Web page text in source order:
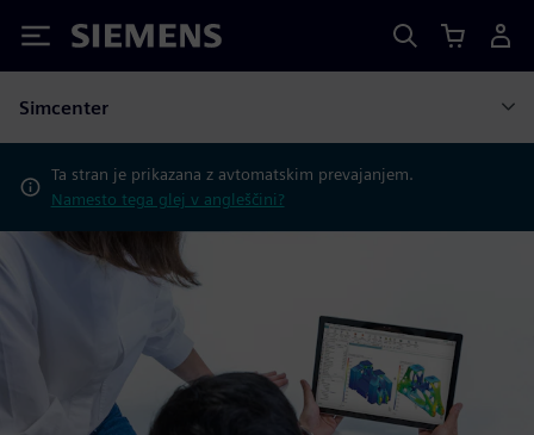
Siemens
Simcenter
Ta stran je prikazana z avtomatskim prevajanjem.
Namesto tega glej v angleščini?